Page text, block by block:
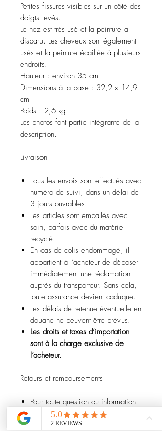
Petites fissures visibles sur un côté des
doigts levés.
Le nez est très usé et la peinture a
disparu. Les cheveux sont également
usés et la peinture écaillée à plusieurs
endroits.
Hauteur : environ 35 cm
Dimensions à la base : 32,2 x 14,9
cm
Poids : 2,6 kg
Les photos font partie intégrante de la
description.
Livraison
Tous les envois sont effectués avec
numéro de suivi, dans un délai de
3 jours ouvrables.
Les articles sont emballés avec
soin, parfois avec du matériel
recyclé.
En cas de colis endommagé, il
appartient à l’acheteur de déposer
immédiatement une réclamation
auprès du transporteur. Sans cela,
toute assurance devient caduque.
Les délais de retenue éventuelle en
douane ne peuvent être prévus.
Les droits et taxes d’importation
sont à la charge exclusive de
l’acheteur.
Retours et remboursements
Pour toute question ou information
complémentaire avant achat,
n’hésitez pas à nous contacter.